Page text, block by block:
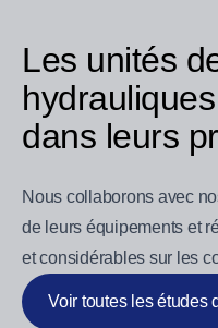
Les unités
dans leurs
Nous collaborons avec
de leurs équipements et
et considérables sur les
Voir toutes les études